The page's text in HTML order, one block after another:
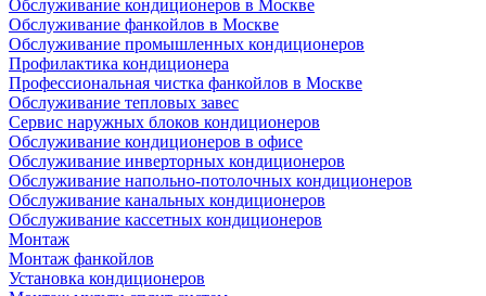
Обслуживание кондиционеров в Москве
Обслуживание фанкойлов в Москве
Обслуживание промышленных кондиционеров
Профилактика кондиционера
Профессиональная чистка фанкойлов в Москве
Обслуживание тепловых завес
Сервис наружных блоков кондиционеров
Обслуживание кондиционеров в офисе
Обслуживание инверторных кондиционеров
Обслуживание напольно-потолочных кондиционеров
Обслуживание канальных кондиционеров
Обслуживание кассетных кондиционеров
Монтаж
Монтаж фанкойлов
Установка кондиционеров